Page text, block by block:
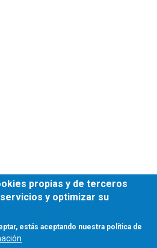
propias y de terceros
y optimizar su
estás aceptando nuestra política de